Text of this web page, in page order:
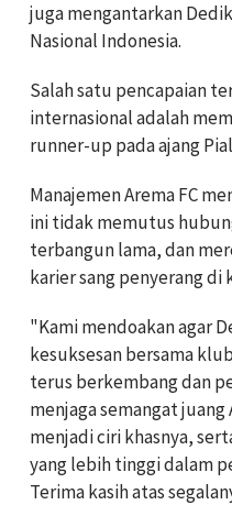
juga mengantarkan
Nasional Indonesia.
Salah satu pencapaian
internasional adalah
runner-up pada ajang
Manajemen Arema FC
ini tidak memutus
terbangun lama, dan
karier sang penyerang di
"Kami mendoakan agar
kesuksesan bersama
terus berkembang dan
menjaga semangat juang
menjadi ciri khasnya,
yang lebih tinggi dalam
Terima kasih atas